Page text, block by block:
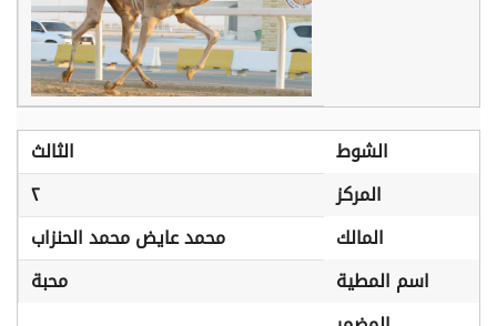
الشوط
الثالث
المركز
٢
المالك
محمد عايض محمد الحنزاب
اسم المطية
محبة